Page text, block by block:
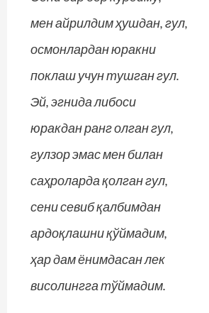
мен айрилдим ҳушдан, гул,
осмонлардан юракни
поклаш учун тушган гул.
Эй, эгнида либоси
юракдан ранг олган гул,
гулзор эмас мен билан
саҳроларда қолган гул,
сени севиб қалбимдан
ардоқлашни қўймадим,
ҳар дам ёнимдасан лек
висолингга тўймадим.